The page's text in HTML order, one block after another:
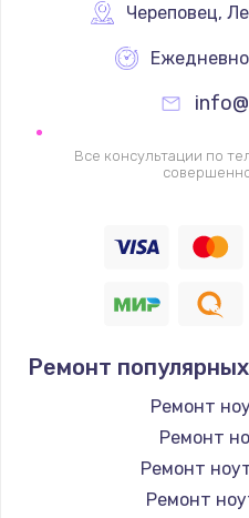
Череповец,
Все консультации по
Ремонт
Ремонт
Ремонт
Ремонт
Ремонт